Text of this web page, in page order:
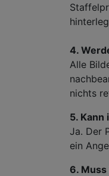
4.
Alle
nichts
5. Kann
Ja. Der
ein
6. Muss